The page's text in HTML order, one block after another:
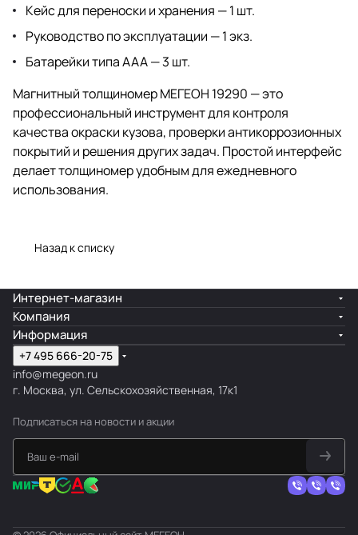
Кейс для переноски и хранения — 1 шт.
Руководство по эксплуатации — 1 экз.
Батарейки типа ААА — 3 шт.
Магнитный толщиномер МЕГЕОН 19290 — это
профессиональный инструмент для контроля
качества окраски кузова, проверки антикоррозионных
покрытий и решения других задач. Простой интерфейс
делает толщиномер удобным для ежедневного
использования.
Назад к списку
Интернет-магазин
Компания
Информация
+7 495 666-20-75
info@megeon.ru
г. Москва, ул. Сельскохозяйственная, 17к1
Подписаться на новости и акции